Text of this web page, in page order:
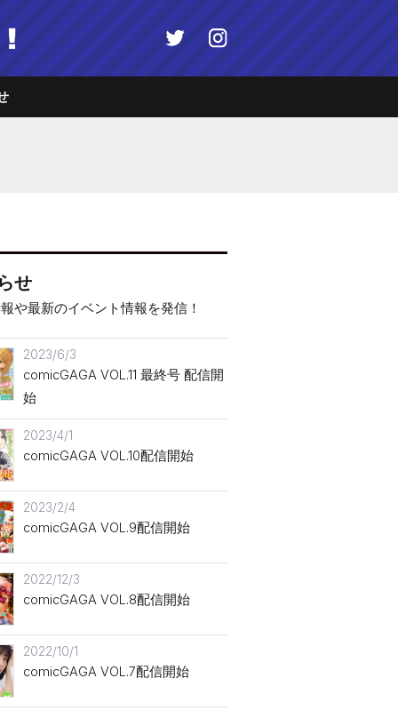
グラビア
品
問い合わせ
せ
や最新のイベント情報を発信！
2023/6/3
comicGAGA VOL.11 最終号 配信開
始
2023/4/1
comicGAGA VOL.10配信開始
2023/2/4
comicGAGA VOL.9配信開始
2022/12/3
comicGAGA VOL.8配信開始
2022/10/1
comicGAGA VOL.7配信開始